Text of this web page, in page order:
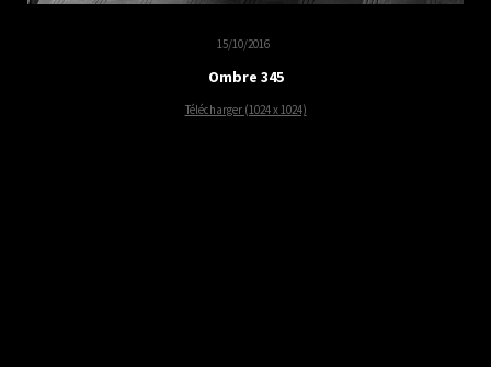
15/10/2016
Ombre 345
Télécharger (1024 x 1024)